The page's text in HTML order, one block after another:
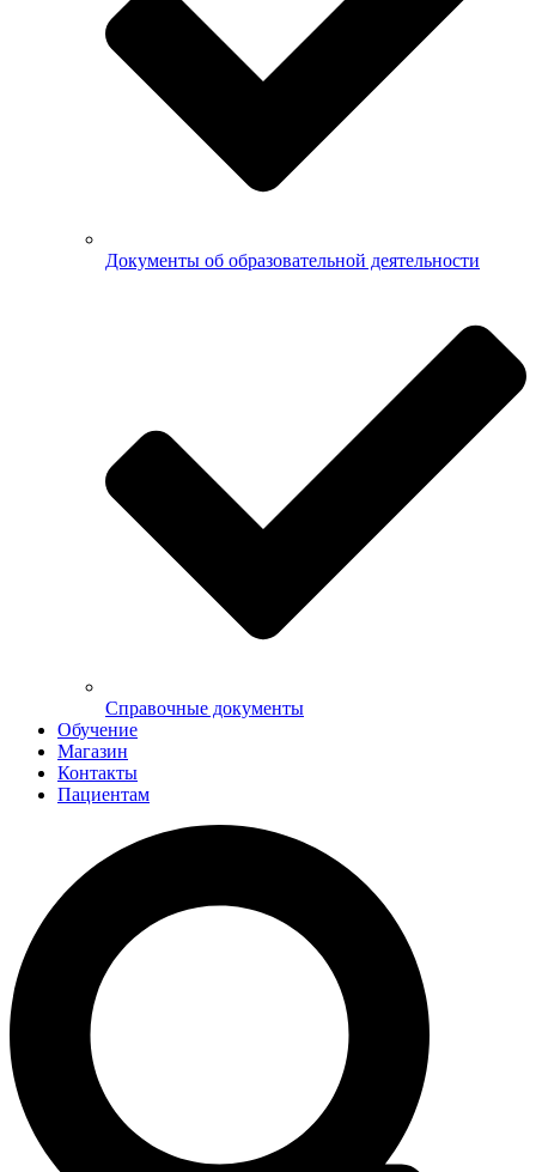
Документы об образовательной деятельности
Справочные документы
Обучение
Магазин
Контакты
Пациентам